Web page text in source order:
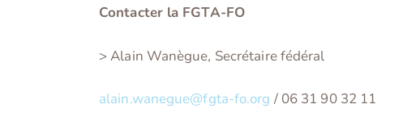
Contacter la FGTA-FO
> Alain Wanègue, Secrétaire fédéral
alain.wanegue@fgta-fo.org / 06 31 90 32 11